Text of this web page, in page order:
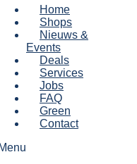
Home
Shops
Nieuws &
Events
Deals
Services
Jobs
FAQ
Green
Contact